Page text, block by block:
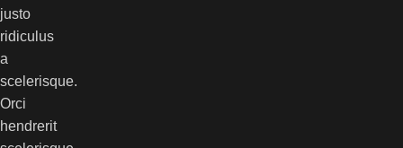
justo
ridiculus
a
scelerisque.
Orci
hendrerit